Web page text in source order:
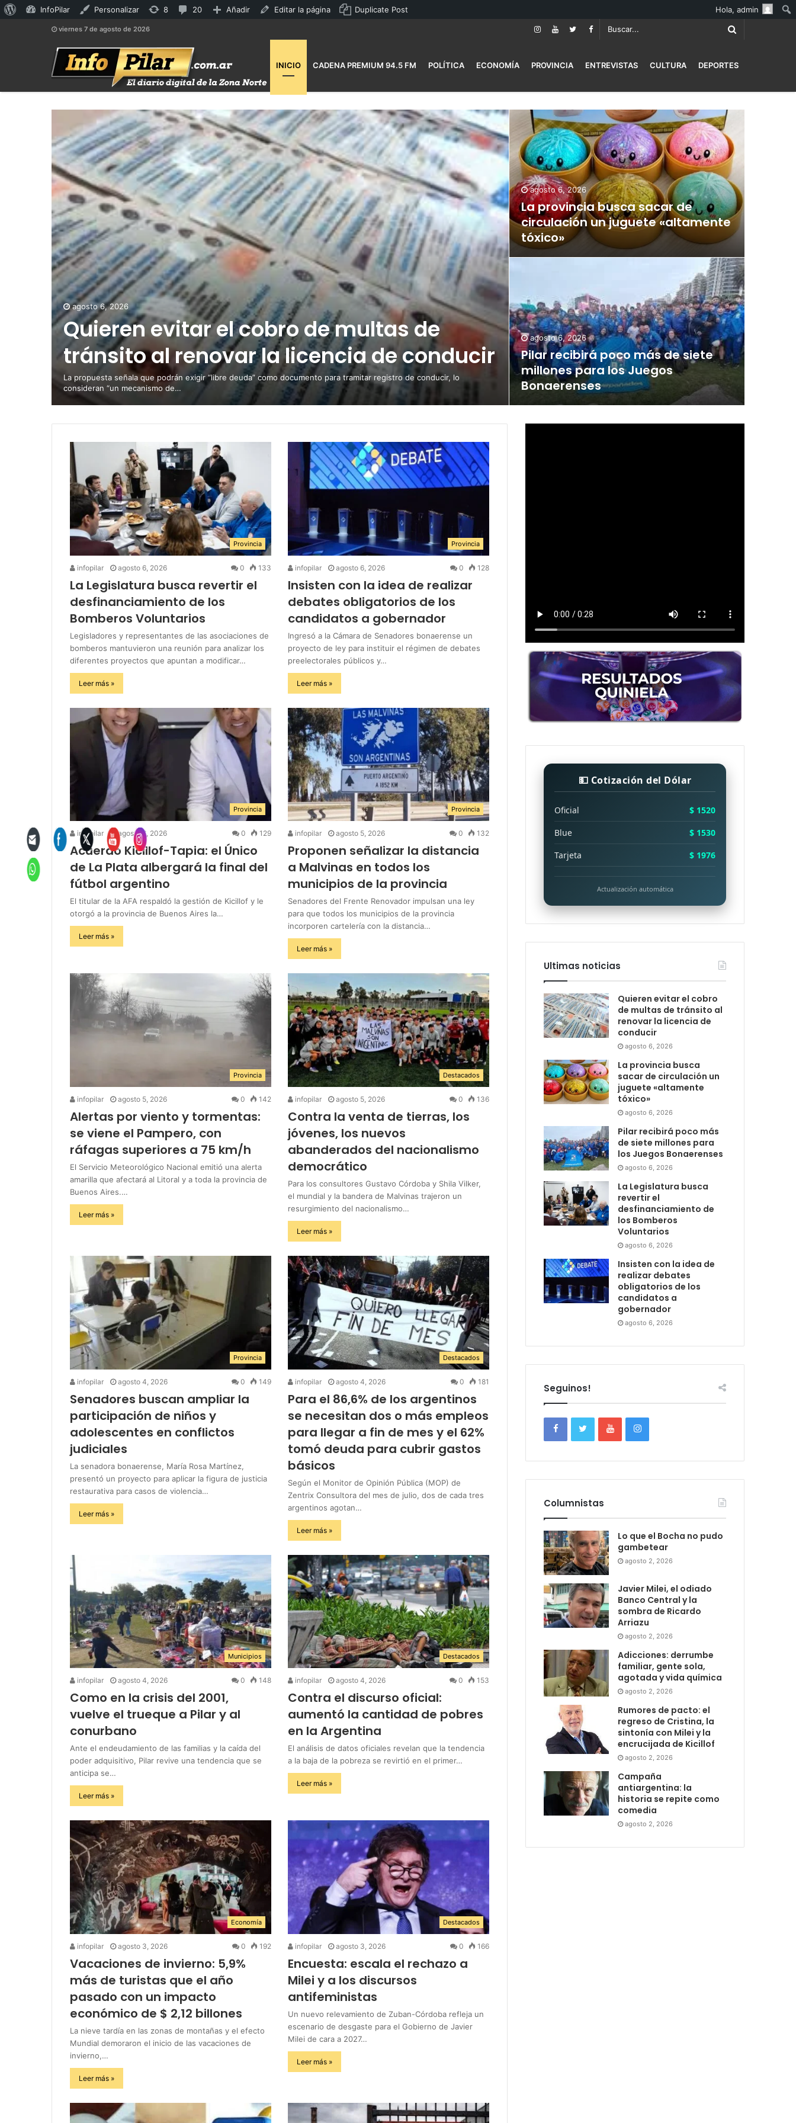
viernes 7 de agosto de 2026
INICIO CADENA PREMIUM 94.5 FM POLÍTICA ECONOMÍA PROVINCIA ENTREVISTAS CULTURA DEPORTES
agosto 6, 2026
Quieren evitar el cobro de multas de
tránsito al renovar la licencia de conducir
La propuesta señala que podrán exigir “libre deuda” como documento para tramitar registro de conducir, lo
consideran “un mecanismo de…
agosto 6, 2026
La provincia busca sacar de
circulación un juguete «altamente
tóxico»
agosto 6, 2026
Pilar recibirá poco más de siete
millones para los Juegos
Bonaerenses
Provincia
infopilar agosto 6, 2026 0 133
La Legislatura busca revertir el
desfinanciamiento de los
Bomberos Voluntarios
Legisladores y representantes de las asociaciones de
bomberos mantuvieron una reunión para analizar los
diferentes proyectos que apuntan a modificar…
Leer más »
Provincia
infopilar agosto 6, 2026 0 128
Insisten con la idea de realizar
debates obligatorios de los
candidatos a gobernador
Ingresó a la Cámara de Senadores bonaerense un
proyecto de ley para instituir el régimen de debates
preelectorales públicos y…
Leer más »
Provincia
infopilar agosto 6, 2026 0 129
Acuerdo Kicillof-Tapia: el Único
de La Plata albergará la final del
fútbol argentino
El titular de la AFA respaldó la gestión de Kicillof y le
otorgó a la provincia de Buenos Aires la…
Leer más »
Provincia
infopilar agosto 5, 2026 0 132
Proponen señalizar la distancia
a Malvinas en todos los
municipios de la provincia
Senadores del Frente Renovador impulsan una ley
para que todos los municipios de la provincia
incorporen cartelería con la distancia…
Leer más »
Provincia
infopilar agosto 5, 2026 0 142
Alertas por viento y tormentas:
se viene el Pampero, con
ráfagas superiores a 75 km/h
El Servicio Meteorológico Nacional emitió una alerta
amarilla que afectará al Litoral y a toda la provincia de
Buenos Aires.…
Leer más »
Destacados
infopilar agosto 5, 2026 0 136
Contra la venta de tierras, los
jóvenes, los nuevos
abanderados del nacionalismo
democrático
Para los consultores Gustavo Córdoba y Shila Vilker,
el mundial y la bandera de Malvinas trajeron un
resurgimiento del nacionalismo…
Leer más »
Provincia
infopilar agosto 4, 2026 0 149
Senadores buscan ampliar la
participación de niños y
adolescentes en conflictos
judiciales
La senadora bonaerense, María Rosa Martínez,
presentó un proyecto para aplicar la figura de justicia
restaurativa para casos de violencia…
Leer más »
Destacados
infopilar agosto 4, 2026 0 181
Para el 86,6% de los argentinos
se necesitan dos o más empleos
para llegar a fin de mes y el 62%
tomó deuda para cubrir gastos
básicos
Según el Monitor de Opinión Pública (MOP) de
Zentrix Consultora del mes de julio, dos de cada tres
argentinos agotan…
Leer más »
Municipios
infopilar agosto 4, 2026 0 148
Como en la crisis del 2001,
vuelve el trueque a Pilar y al
conurbano
Ante el endeudamiento de las familias y la caída del
poder adquisitivo, Pilar revive una tendencia que se
anticipa se…
Leer más »
Destacados
infopilar agosto 4, 2026 0 153
Contra el discurso oficial:
aumentó la cantidad de pobres
en la Argentina
El análisis de datos oficiales revelan que la tendencia
a la baja de la pobreza se revirtió en el primer…
Leer más »
Economía
infopilar agosto 3, 2026 0 192
Vacaciones de invierno: 5,9%
más de turistas que el año
pasado con un impacto
económico de $ 2,12 billones
La nieve tardía en las zonas de montañas y el efecto
Mundial demoraron el inicio de las vacaciones de
invierno,…
Leer más »
Destacados
infopilar agosto 3, 2026 0 166
Encuesta: escala el rechazo a
Milei y a los discursos
antifeministas
Un nuevo relevamiento de Zuban-Córdoba refleja un
escenario de desgaste para el Gobierno de Javier
Milei de cara a 2027…
Leer más »
💵 Cotización del Dólar
Oficial
$ 1520
Blue
$ 1530
Tarjeta
$ 1976
Actualización automática
Ultimas noticias
Quieren evitar el cobro
de multas de tránsito al
renovar la licencia de
conducir
agosto 6, 2026
La provincia busca
sacar de circulación un
juguete «altamente
tóxico»
agosto 6, 2026
Pilar recibirá poco más
de siete millones para
los Juegos Bonaerenses
agosto 6, 2026
La Legislatura busca
revertir el
desfinanciamiento de
los Bomberos
Voluntarios
agosto 6, 2026
Insisten con la idea de
realizar debates
obligatorios de los
candidatos a
gobernador
agosto 6, 2026
Seguinos!
Columnistas
Lo que el Bocha no pudo
gambetear
agosto 2, 2026
Javier Milei, el odiado
Banco Central y la
sombra de Ricardo
Arriazu
agosto 2, 2026
Adicciones: derrumbe
familiar, gente sola,
agotada y vida química
agosto 2, 2026
Rumores de pacto: el
regreso de Cristina, la
sintonía con Milei y la
encrucijada de Kicillof
agosto 2, 2026
Campaña
antiargentina: la
historia se repite como
comedia
agosto 2, 2026
AcercaInfoPilar Personalizar 88
disponibles
2020
moderación
Añadir Editar la página Duplicate Post Hola, admin